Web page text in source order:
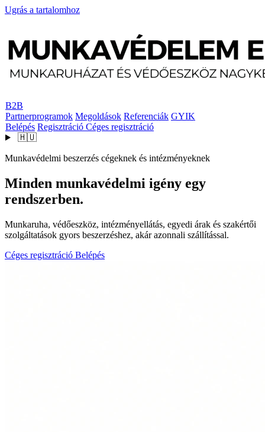
Ugrás a tartalomhoz
B2B
Partnerprogramok Megoldások Referenciák GYIK
Belépés Regisztráció Céges regisztráció
🇭🇺
Munkavédelmi beszerzés cégeknek és intézményeknek
Minden munkavédelmi igény egy
rendszerben.
Munkaruha, védőeszköz, intézményellátás, egyedi árak és szakértői
szolgáltatások gyors beszerzéshez, akár azonnali szállítással.
Céges regisztráció Belépés